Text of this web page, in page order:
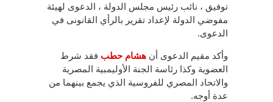
توفيق ، نائب رئيس مجلس الدولة ، الدعوى لهيئة
مفوضي الدولة لإعداد تقرير بالرأي القانونى في
الدعوى.
وأكد مقيم الدعوى أن هشام حطب فقد شرط
العضوية وكذا رئاسة الجنة الأوليمبية المصرية
والاتحاد المصري للفروسية الذي يجمع بينهما من
عدة أوجه.